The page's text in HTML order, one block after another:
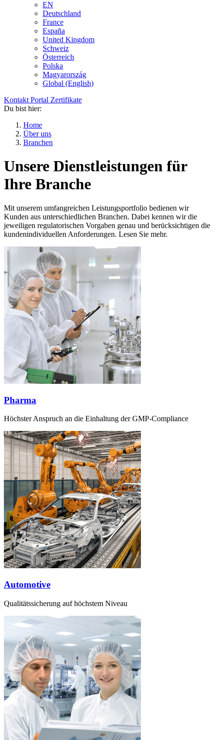
EN
Deutschland
France
España
United Kingdom
Schweiz
Österreich
Polska
Magyarország
Global (English)
Kontakt Portal Zertifikate
Du bist hier:
Home
Über uns
Branchen
Unsere Dienstleistungen für
Ihre Branche
Mit unserem umfangreichen Leistungsportfolio bedienen wir
Kunden aus unterschiedlichen Branchen. Dabei kennen wir die
jeweiligen regulatorischen Vorgaben genau und berücksichtigen die
kundenindividuellen Anforderungen. Lesen Sie mehr.
Pharma
Höchster Anspruch an die Einhaltung der GMP-Compliance
Automotive
Qualitätssicherung auf höchstem Niveau